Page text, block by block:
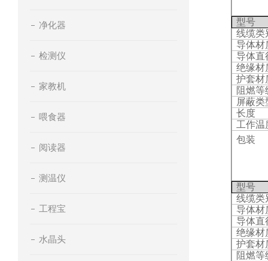
净化器
检测仪
家教机
喂食器
阅读器
测温仪
工程宝
水晶头
型号
线缆类
导体材
导体直
绝缘材
护套材
阻燃等
屏蔽类
长度
工作温
包装
型号
线缆类
导体材
导体直
绝缘材
护套材
阻燃等